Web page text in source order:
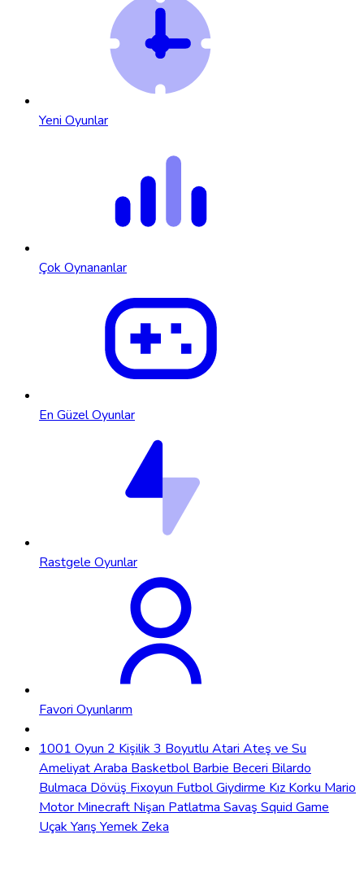
Yeni Oyunlar
Çok Oynananlar
En Güzel Oyunlar
Rastgele Oyunlar
Favori Oyunlarım
1001 Oyun 2 Kişilik 3 Boyutlu Atari Ateş ve Su
AmeliyatAraba BasketbolBarbie Beceri Bilardo
Bulmaca Dövüş Fixoyun FutbolGiydirme Kız Korku Mario
Motor Minecraft Nişan Patlatma Savaş Squid Game
Uçak Yarış Yemek Zeka